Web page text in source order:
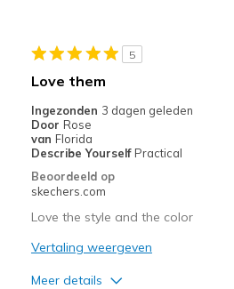
Width
Sizing
Feels true to size
View On Shoes
5
Love them
Ingezonden 3 dagen geleden
Door Rose
van Florida
Describe Yourself Practical
Beoordeeld op
skechers.com
Love the style and the color
Vertaling weergeven
Meer details